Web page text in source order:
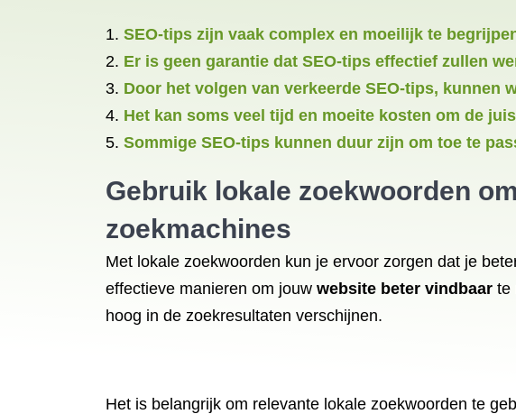
SEO-tips zijn vaak complex en moeilijk te
Er is geen garantie dat SEO-tips effectief zullen
Door het volgen van verkeerde SEO-tips, kunnen
Het kan soms veel tijd en moeite kosten om de
Sommige SEO-tips kunnen duur zijn om toe te
Gebruik lokale zoekwoorden
zoekmachines
Met lokale zoekwoorden kun je ervoor zorgen dat je
effectieve manieren om jouw website beter vindbaar te
hoog in de zoekresultaten verschijnen.
Het is belangrijk om relevante lokale zoekwoorden te